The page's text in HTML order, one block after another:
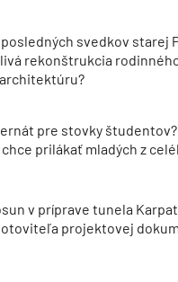
svedkov starej
rekonštrukcia
pre stovky študentov?
prilákať mladých z
v príprave tunela
projektovej